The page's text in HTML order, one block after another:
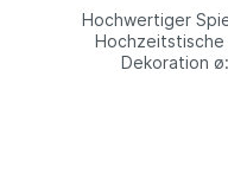
Hochwertiger
Dekoration